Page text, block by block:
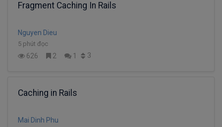
Fragment Caching In Rails
Nguyen Dieu
5 phút đọc
626 2 1 3
Caching in Rails
Mai Dinh Phu